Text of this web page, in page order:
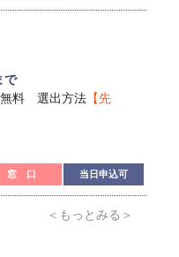
で
料 選出方法 【先
窓 口 当日申込可
＜もっとみる＞